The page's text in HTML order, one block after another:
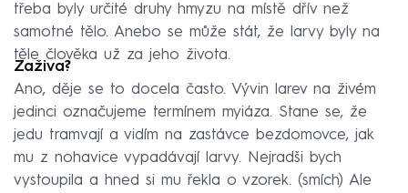
třeba byly určité druhy hmyzu na místě dřív než
samotné tělo. Anebo se může stát, že larvy byly na
těle člověka už za jeho života.
Zaživa?
Ano, děje se to docela často. Vývin larev na živém
jedinci označujeme termínem myiáza. Stane se, že
jedu tramvají a vidím na zastávce bezdomovce, jak
mu z nohavice vypadávají larvy. Nejradši bych
vystoupila a hned si mu řekla o vzorek. (smích) Ale